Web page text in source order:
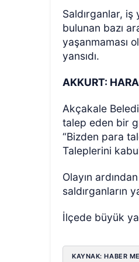
Saldırganlar,
bulunan bazı
yaşanmaması
yansıdı.
AKKURT:
Akçakale
talep eden bir
“Bizden para
Taleplerini
Olayın
saldırganların
İlçede büyük
KAYNAK: HABER